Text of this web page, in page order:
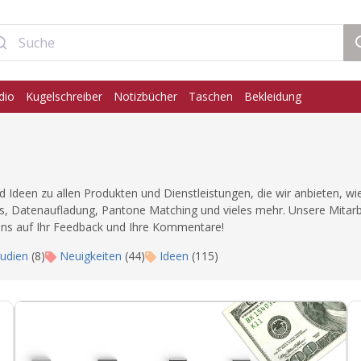
Kugelschreiber Notizbücher Taschen Bekleidung
zu allen Produkten und Dienstleistungen, die wir anbieten,
Datenaufladung, Pantone Matching und vieles mehr. Unsere
auf Ihr Feedback und Ihre Kommentare!
(8) Neuigkeiten (44) Ideen (115)